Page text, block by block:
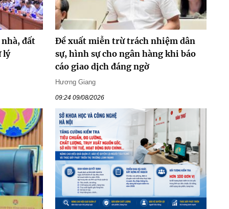
nhà, đất
lý
Đề xuất miễn trừ trách nhiệm dân
sự, hình sự cho ngân hàng khi báo
cáo giao dịch đáng ngờ
Hương Giang
09:24 09/08/2026